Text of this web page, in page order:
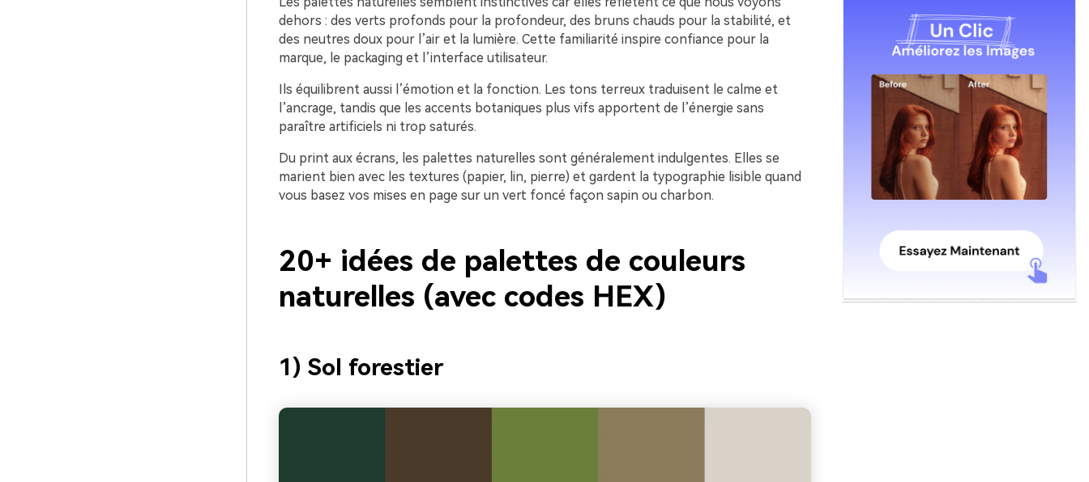
dehors : des verts profonds pour la profondeur, des bruns chauds pour la stabilité, et
des neutres doux pour l’air et la lumière. Cette familiarité inspire confiance pour la
marque, le packaging et l’interface utilisateur.
Ils équilibrent aussi l’émotion et la fonction. Les tons terreux traduisent le calme et
l’ancrage, tandis que les accents botaniques plus vifs apportent de l’énergie sans
paraître artificiels ni trop saturés.
Du print aux écrans, les palettes naturelles sont généralement indulgentes. Elles se
marient bien avec les textures (papier, lin, pierre) et gardent la typographie lisible quand
vous basez vos mises en page sur un vert foncé façon sapin ou charbon.
20+ idées de palettes de couleurs
naturelles (avec codes HEX)
1) Sol forestier